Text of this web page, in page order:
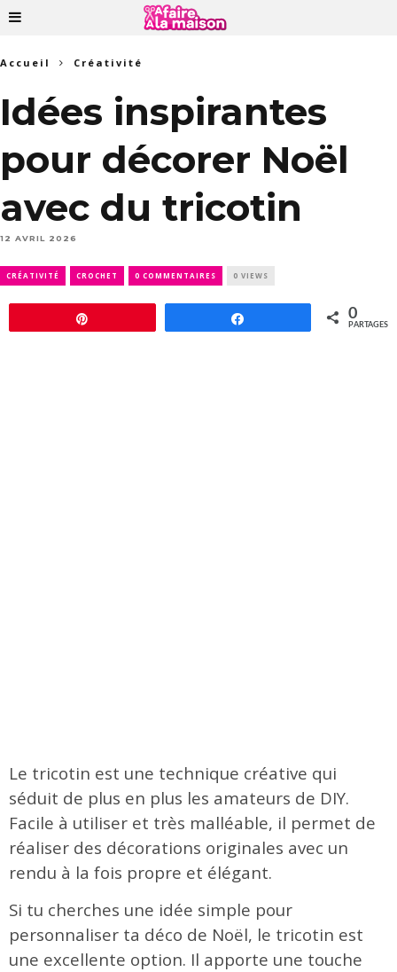
Accueil Créativité
Idées inspirantes
pour décorer Noël
avec du tricotin
12 AVRIL 2026
CRÉATIVITÉ CROCHET 0 COMMENTAIRES 0 VIEWS
0
PARTAGES
Le tricotin est une technique créative qui
séduit de plus en plus les amateurs de DIY.
Facile à utiliser et très malléable, il permet de
réaliser des décorations originales avec un
rendu à la fois propre et élégant.
Si tu cherches une idée simple pour
personnaliser ta déco de Noël, le tricotin est
une excellente option. Il apporte une touche